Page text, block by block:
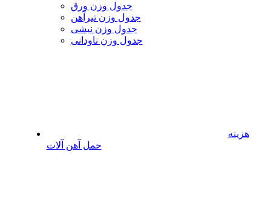
جدول وزن ورق
جدول وزن تیرآهن
جدول وزن نبشی
جدول وزن ناودانی
هزینه
حمل آهن آلات